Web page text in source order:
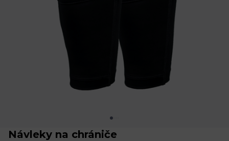
Fotbalové chrániče Ponožky
Návleky na chrániče